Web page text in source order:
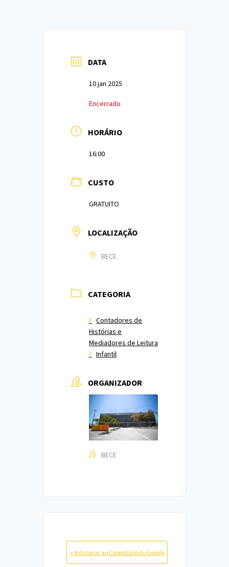
DATA
10 jan 2025
Encerrado
HORÁRIO
16:00
CUSTO
GRATUITO
LOCALIZAÇÃO
BECE
CATEGORIA
Contadores de
Histórias e
Mediadores de Leitura
Infantil
ORGANIZADOR
BECE
+ Adicionar ao Calendário do Google